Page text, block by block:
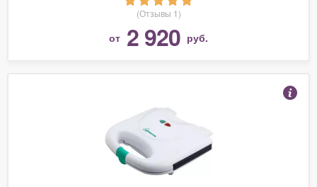
(Отзывы 1)
от 2 920 руб.